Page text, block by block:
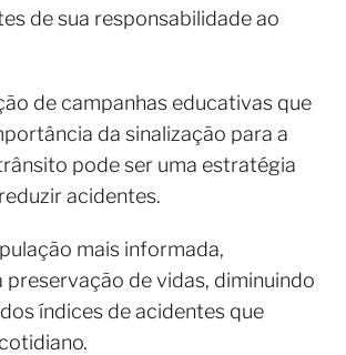
de sua responsabilidade ao
de campanhas educativas que
da sinalização para a
pode ser uma estratégia
acidentes.
mais informada,
preservação de vidas, diminuindo
índices de acidentes que